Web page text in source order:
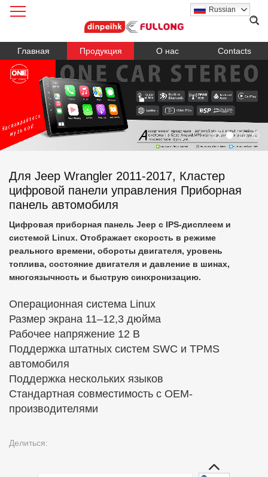
Russian
Главная Продукция О нас Contacts
Для Jeep Wrangler 2011-2017, Кластер
цифровой панели управления Приборная
панель автомобиля
Цифровая приборная панель Jeep с IPS-дисплеем и
системой Linux. Отображает скорость в режиме
реального времени, обороты двигателя, уровень
топлива, состояние двигателя и давление в шинах,
многоязычность и быструю синхронизацию.
Операционная система Linux
Размер экрана 11–12,3 дюйма
Рабочее напряжение 12 В
Поддержка штатных систем SWC и TPMS
автомобиля
Поддержка нескольких языков
Стандартная совместимость с OEM-
производителями
Делиться: